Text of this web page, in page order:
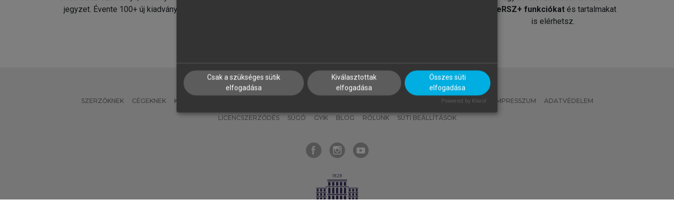
jegyzet. Évente 100+ új kiadvány.
MeRSZ+ funkciókat és tartalmakat
is elérhetsz.
SZERZŐKNEK CÉGEKNEK KÖNYVTÁROSOKNAK MI – ÁLTALÁNOS IRÁNYELVEK IMPRESSZUM ADATVÉDELEM
LICENCSZERZŐDÉS SÚGÓ GYIK BLOG RÓLUNK SÜTI BEÁLLÍTÁSOK
Csak a szükséges sütik
elfogadása
Kiválasztottak
elfogadása
Összes süti
elfogadása
Powered by Klaro!